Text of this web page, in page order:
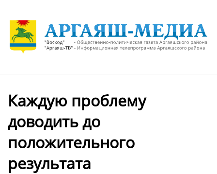
Каждую проблему
доводить до
положительного
результата